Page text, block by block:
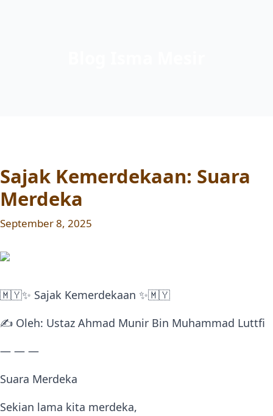
Sajak Kemerdekaan: Suara
Merdeka
September 8, 2025
🇲🇾✨ Sajak Kemerdekaan ✨🇲🇾
✍️ Oleh: Ustaz Ahmad Munir Bin Muhammad Luttfi
— — —
Suara Merdeka
Sekian lama kita merdeka,